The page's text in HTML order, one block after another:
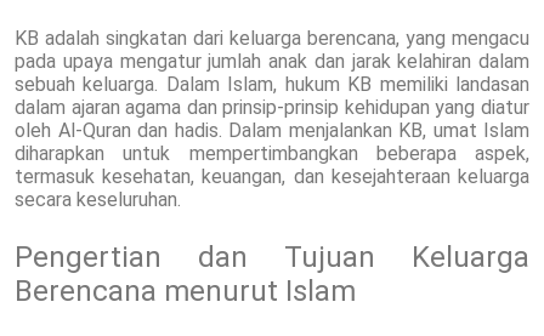
KB adalah singkatan dari keluarga berencana, yang mengacu
pada upaya mengatur jumlah anak dan jarak kelahiran dalam
sebuah keluarga. Dalam Islam, hukum KB memiliki landasan
dalam ajaran agama dan prinsip-prinsip kehidupan yang diatur
oleh Al-Quran dan hadis. Dalam menjalankan KB, umat Islam
diharapkan untuk mempertimbangkan beberapa aspek,
termasuk kesehatan, keuangan, dan kesejahteraan keluarga
secara keseluruhan.
Pengertian dan Tujuan Keluarga
Berencana menurut Islam